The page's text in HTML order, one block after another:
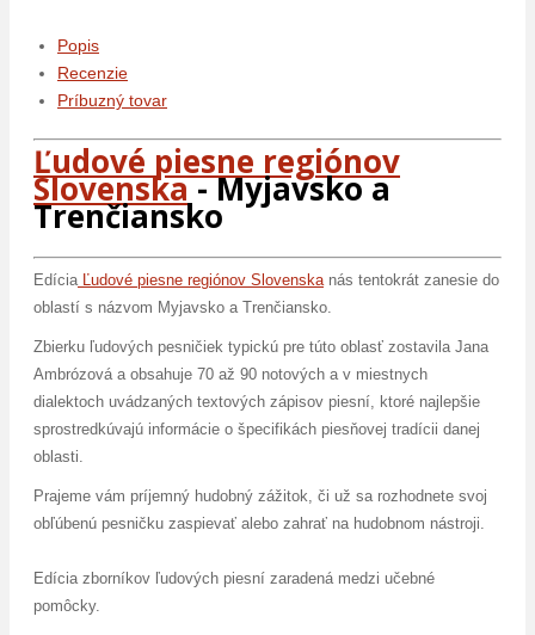
Popis
Recenzie
Príbuzný tovar
Ľudové piesne regiónov
Slovenska- Myjavsko a
Trenčiansko
EdíciaĽudové piesne regiónov Slovenskanás tentokrát zanesie do
oblastí s názvom Myjavsko a Trenčiansko.
Zbierku ľudových pesničiek typickú pre túto oblasť zostavila Jana
Ambrózová a obsahuje 70 až 90 notových a v miestnych
dialektoch uvádzaných textových zápisov piesní, ktoré najlepšie
sprostredkúvajú informácie o špecifikách piesňovej tradícii danej
oblasti.
Prajeme vám príjemný hudobný zážitok, či už sa rozhodnete svoj
obľúbenú pesničku zaspievať alebo zahrať na hudobnom nástroji.
Edícia zborníkov ľudových piesní zaradená medzi učebné
pomôcky.